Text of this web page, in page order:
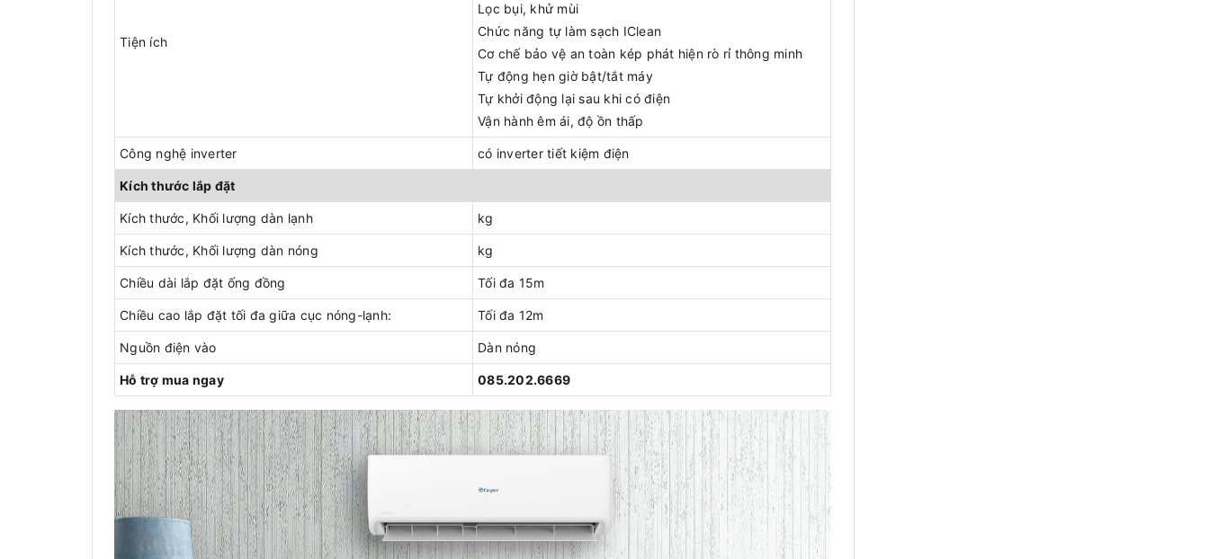
Tiện ích
Lọc bụi, khử mùi
Chức năng tự làm sạch IClean
Cơ chế bảo vệ an toàn kép phát hiện rò rỉ thông minh
Tự động hẹn giờ bật/tắt máy
Tự khởi động lại sau khi có điện
Vận hành êm ái, độ ồn thấp
Công nghệ inverter có inverter tiết kiệm điện
Kích thước lắp đặt
Kích thước, Khối lượng dàn lạnh kg
Kích thước, Khối lượng dàn nóng kg
Chiều dài lắp đặt ống đồng Tối đa 15m
Chiều cao lắp đặt tối đa giữa cục nóng-lạnh: Tối đa 12m
Nguồn điện vào Dàn nóng
Hỗ trợ mua ngay 085.202.6669